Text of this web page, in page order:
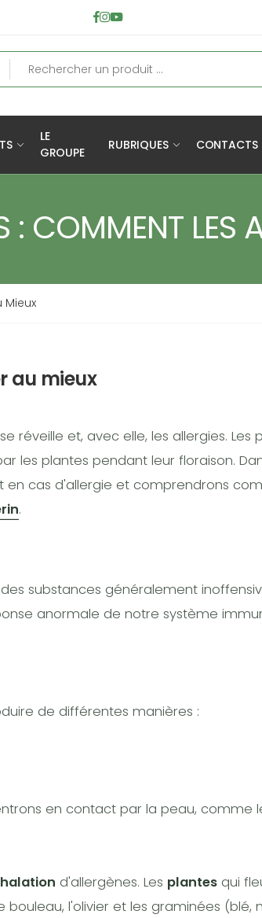
LE
GROUPE
RUBRIQUES CONTACTS
: COMMENT LES
Mieux
au mieux
et, avec elle, les allergies. Les
les plantes pendant leur floraison.
en cas d'allergie et comprendrons
.
substances généralement
anormale de notre système
de différentes manières :
en contact par la peau, comme
d'allergènes. Les plantes qui
l'olivier et les graminées (blé,